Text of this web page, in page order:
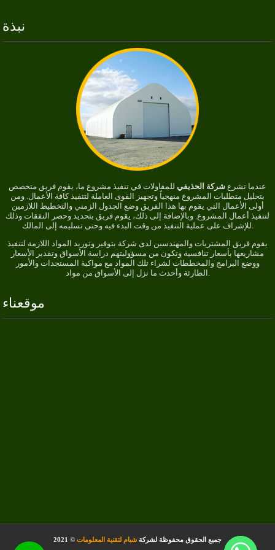
نبذة
عندما تشرع شركة الحذيفي للمقاولات في تنفيذ مشروع ما، يقوم فريق متخصص
بتحليل متطلبات المشروع منهجياً وتجهيز القوى العاملة لتنفيذ كافة الأعمال. ومن
أولى الأعمال التي يقوم بها هذا الفريق وضع الجدول الزمني والتخطيط اللازمين
لتنفيذ أعمال المشروع. وبالإضافة إلى ذلك، يقوم فريق بتحديد وحصر النفقات وذلك
للإشراف على عملية التنفيذ من وقت البدء فيه وحتى تسليمه إلى المالك.
يقوم فريق المشتريات والمهندسين لدى شركة بتوفير وتوريد المواد اللازمة لتنفيذ
مشاريعها بأسعار تنافسية وتكون من مسؤوليتهم دراسة الأسواق وتقدير الأسعار
ووضع البرامج والمخططات لشراء تلك المواد مع مواكبة المستجدات والأمور
الطارئة وأحدث ما نزل إلى الأسواق من مواد.
موقعناء
جميع الحقوق محفوظة لشركة شبام لتقنية المعلومات ©
2021